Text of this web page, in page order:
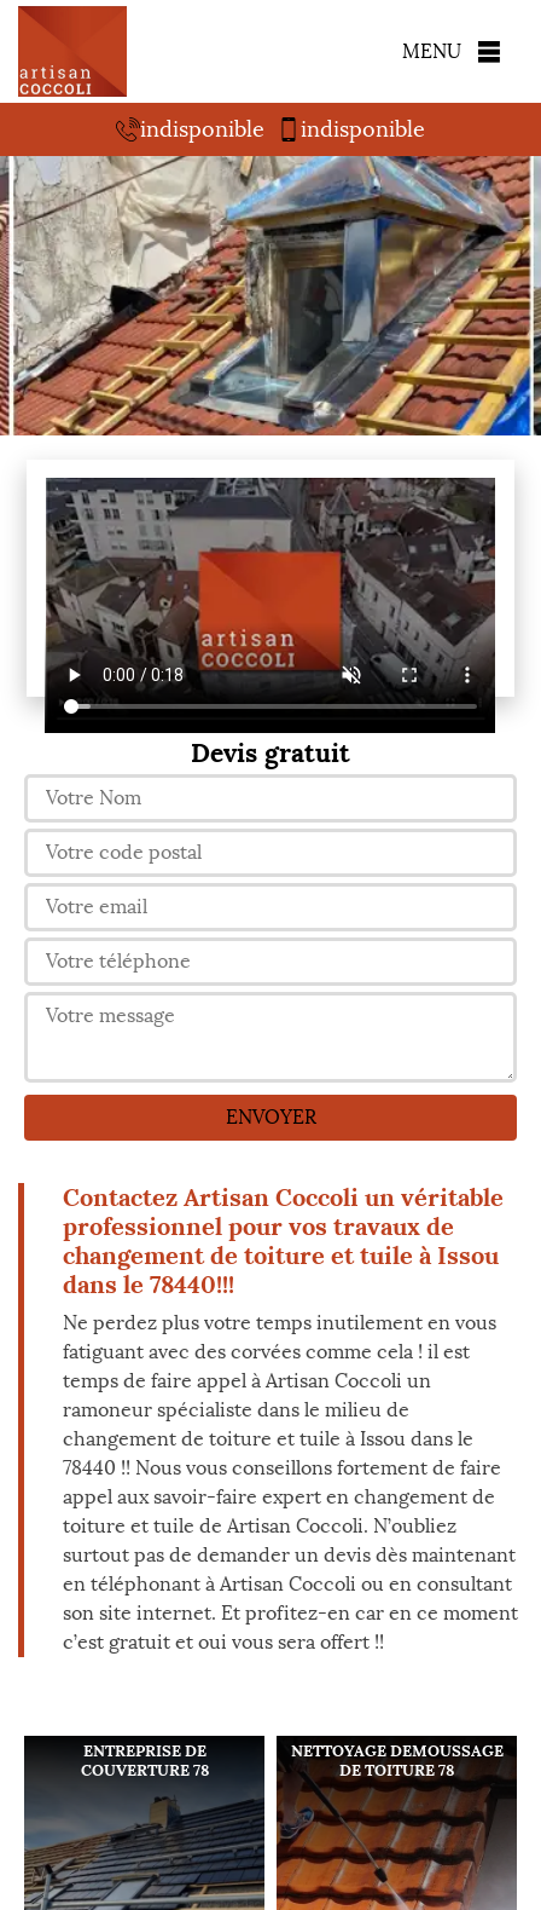
MENU
indisponible indisponible
Devis gratuit
Contactez Artisan Coccoli un véritable
professionnel pour vos travaux de
changement de toiture et tuile à Issou
dans le 78440!!!
Ne perdez plus votre temps inutilement en vous
fatiguant avec des corvées comme cela ! il est
temps de faire appel à Artisan Coccoli un
ramoneur spécialiste dans le milieu de
changement de toiture et tuile à Issou dans le
78440 !! Nous vous conseillons fortement de faire
appel aux savoir-faire expert en changement de
toiture et tuile de Artisan Coccoli. N’oubliez
surtout pas de demander un devis dès maintenant
en téléphonant à Artisan Coccoli ou en consultant
son site internet. Et profitez-en car en ce moment
c’est gratuit et oui vous sera offert !!
ENTREPRISE DE
COUVERTURE 78
NETTOYAGE DEMOUSSAGE
DE TOITURE 78